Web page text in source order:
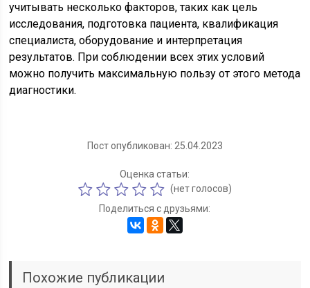
учитывать несколько факторов, таких как цель
исследования, подготовка пациента, квалификация
специалиста, оборудование и интерпретация
результатов. При соблюдении всех этих условий
можно получить максимальную пользу от этого метода
диагностики.
Пост опубликован: 25.04.2023
Оценка статьи:
(нет голосов)
Поделиться с друзьями:
Похожие публикации